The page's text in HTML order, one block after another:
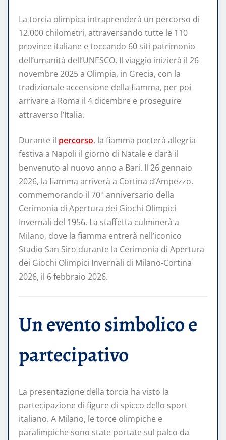
La torcia olimpica intraprenderà un percorso di
12.000 chilometri, attraversando tutte le 110
province italiane e toccando 60 siti patrimonio
dell’umanità dell’UNESCO. Il viaggio inizierà il 26
novembre 2025 a Olimpia, in Grecia, con la
tradizionale accensione della fiamma, per poi
arrivare a Roma il 4 dicembre e proseguire
attraverso l’Italia.
Durante il percorso, la fiamma porterà allegria
festiva a Napoli il giorno di Natale e darà il
benvenuto al nuovo anno a Bari. Il 26 gennaio
2026, la fiamma arriverà a Cortina d’Ampezzo,
commemorando il 70° anniversario della
Cerimonia di Apertura dei Giochi Olimpici
Invernali del 1956. La staffetta culminerà a
Milano, dove la fiamma entrerà nell’iconico
Stadio San Siro durante la Cerimonia di Apertura
dei Giochi Olimpici Invernali di Milano-Cortina
2026, il 6 febbraio 2026.
Un evento simbolico e
partecipativo
La presentazione della torcia ha visto la
partecipazione di figure di spicco dello sport
italiano. A Milano, le torce olimpiche e
paralimpiche sono state portate sul palco da